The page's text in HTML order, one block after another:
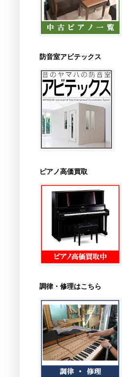
防音室アビテックス
ピアノ高価買取
調律・修理はこちら